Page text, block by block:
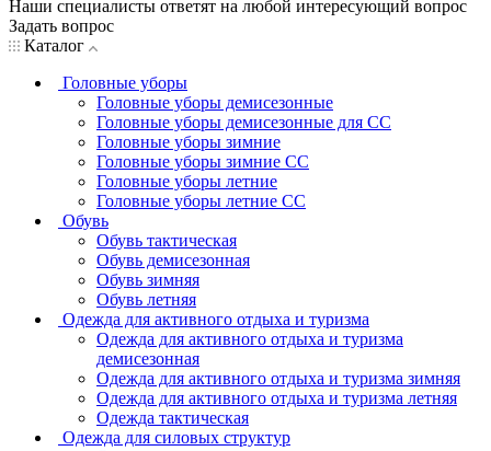
Наши специалисты ответят на любой интересующий вопрос
Задать вопрос
Каталог
Головные уборы
Головные уборы демисезонные
Головные уборы демисезонные для СС
Головные уборы зимние
Головные уборы зимние СС
Головные уборы летние
Головные уборы летние СС
Обувь
Обувь тактическая
Обувь демисезонная
Обувь зимняя
Обувь летняя
Одежда для активного отдыха и туризма
Одежда для активного отдыха и туризма
демисезонная
Одежда для активного отдыха и туризма зимняя
Одежда для активного отдыха и туризма летняя
Одежда тактическая
Одежда для силовых структур